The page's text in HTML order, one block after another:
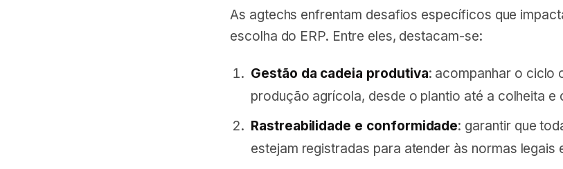
As agtechs enfrentam desafios específicos que
escolha do ERP. Entre eles, destacam-se:
Gestão da cadeia produtiva: acompanhar o ciclo
produção agrícola, desde o plantio até a colheita e
Rastreabilidade e conformidade: garantir que
estejam registradas para atender às normas legais